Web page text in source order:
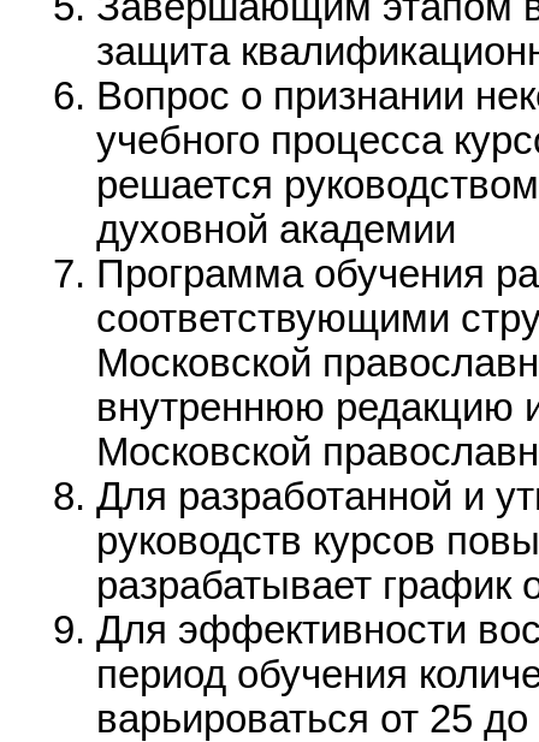
защита
Вопрос о признании
учебного процесса
решается
духовной академии
Программа обучения
соответствующими
Московской
внутреннюю редакцию
Московской
Для разработанной и
руководств курсов
разрабатывает график
Для эффективности
период обучения
варьироваться от 25